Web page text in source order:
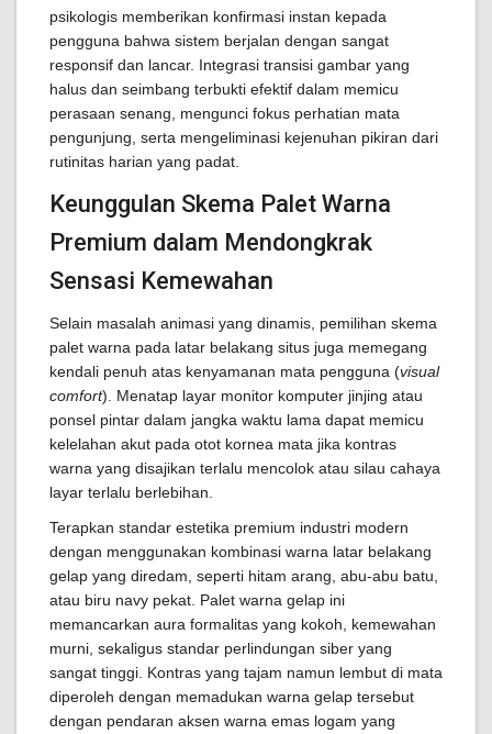
psikologis memberikan konfirmasi instan kepada
pengguna bahwa sistem berjalan dengan sangat
responsif dan lancar. Integrasi transisi gambar yang
halus dan seimbang terbukti efektif dalam memicu
perasaan senang, mengunci fokus perhatian mata
pengunjung, serta mengeliminasi kejenuhan pikiran dari
rutinitas harian yang padat.
Keunggulan Skema Palet Warna
Premium dalam Mendongkrak
Sensasi Kemewahan
Selain masalah animasi yang dinamis, pemilihan skema
palet warna pada latar belakang situs juga memegang
kendali penuh atas kenyamanan mata pengguna (visual
comfort). Menatap layar monitor komputer jinjing atau
ponsel pintar dalam jangka waktu lama dapat memicu
kelelahan akut pada otot kornea mata jika kontras
warna yang disajikan terlalu mencolok atau silau cahaya
layar terlalu berlebihan.
Terapkan standar estetika premium industri modern
dengan menggunakan kombinasi warna latar belakang
gelap yang diredam, seperti hitam arang, abu-abu batu,
atau biru navy pekat. Palet warna gelap ini
memancarkan aura formalitas yang kokoh, kemewahan
murni, sekaligus standar perlindungan siber yang
sangat tinggi. Kontras yang tajam namun lembut di mata
diperoleh dengan memadukan warna gelap tersebut
dengan pendaran aksen warna emas logam yang